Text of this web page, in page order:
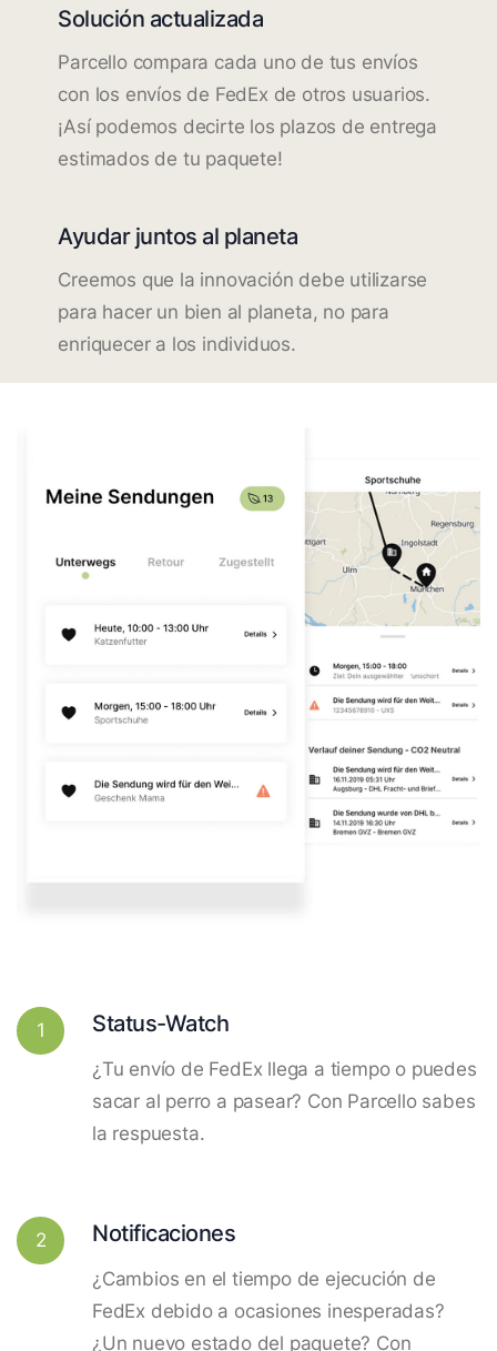
Solución actualizada
Parcello compara cada uno de tus envíos
con los envíos de FedEx de otros usuarios.
¡Así podemos decirte los plazos de entrega
estimados de tu paquete!
Ayudar juntos al planeta
Creemos que la innovación debe utilizarse
para hacer un bien al planeta, no para
enriquecer a los individuos.
1 Status-Watch
¿Tu envío de FedEx llega a tiempo o puedes
sacar al perro a pasear? Con Parcello sabes
la respuesta.
2 Notificaciones
¿Cambios en el tiempo de ejecución de
FedEx debido a ocasiones inesperadas?
¿Un nuevo estado del paquete? Con